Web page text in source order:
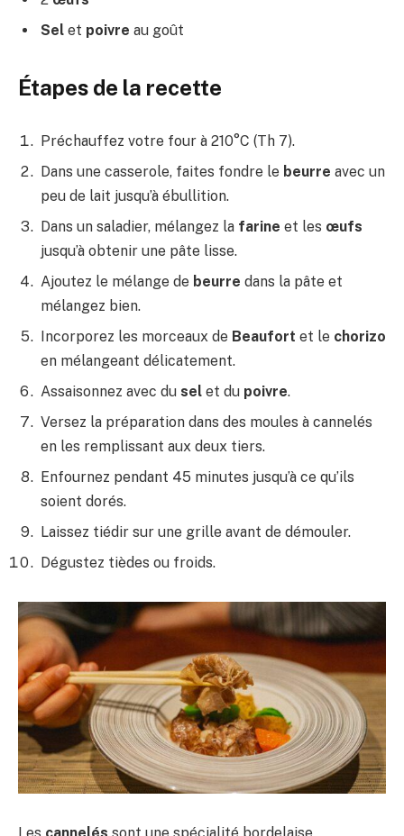
Sel et poivre au goût
Étapes de la recette
Préchauffez votre four à 210°C (Th 7).
Dans une casserole, faites fondre le beurre avec un
peu de lait jusqu’à ébullition.
Dans un saladier, mélangez la farine et les œufs
jusqu’à obtenir une pâte lisse.
Ajoutez le mélange de beurre dans la pâte et
mélangez bien.
Incorporez les morceaux de Beaufort et le chorizo
en mélangeant délicatement.
Assaisonnez avec du sel et du poivre.
Versez la préparation dans des moules à cannelés
en les remplissant aux deux tiers.
Enfournez pendant 45 minutes jusqu’à ce qu’ils
soient dorés.
Laissez tiédir sur une grille avant de démouler.
Dégustez tièdes ou froids.